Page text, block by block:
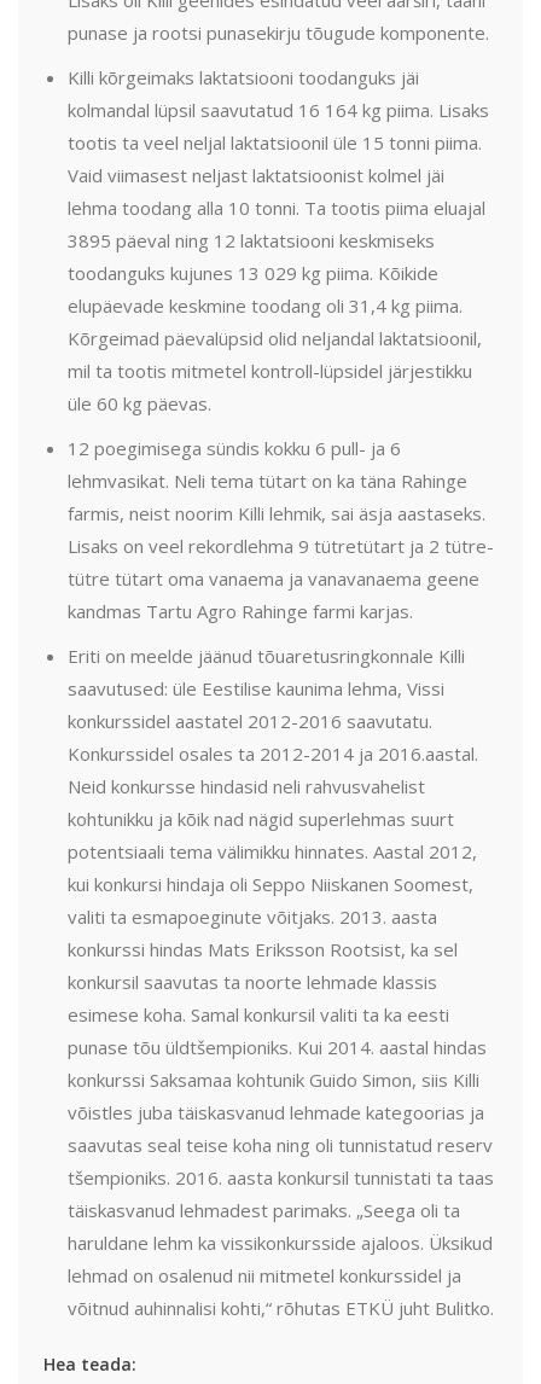
punase ja rootsi punasekirju tõugude komponente.
Killi kõrgeimaks laktatsiooni toodanguks jäi
kolmandal lüpsil saavutatud 16 164 kg piima. Lisaks
tootis ta veel neljal laktatsioonil üle 15 tonni piima.
Vaid viimasest neljast laktatsioonist kolmel jäi
lehma toodang alla 10 tonni. Ta tootis piima eluajal
3895 päeval ning 12 laktatsiooni keskmiseks
toodanguks kujunes 13 029 kg piima. Kõikide
elupäevade keskmine toodang oli 31,4 kg piima.
Kõrgeimad päevalüpsid olid neljandal laktatsioonil,
mil ta tootis mitmetel kontroll-lüpsidel järjestikku
üle 60 kg päevas.
12 poegimisega sündis kokku 6 pull- ja 6
lehmvasikat. Neli tema tütart on ka täna Rahinge
farmis, neist noorim Killi lehmik, sai äsja aastaseks.
Lisaks on veel rekordlehma 9 tütretütart ja 2 tütre-
tütre tütart oma vanaema ja vanavanaema geene
kandmas Tartu Agro Rahinge farmi karjas.
Eriti on meelde jäänud tõuaretusringkonnale Killi
saavutused: üle Eestilise kaunima lehma, Vissi
konkurssidel aastatel 2012-2016 saavutatu.
Konkurssidel osales ta 2012-2014 ja 2016.aastal.
Neid konkursse hindasid neli rahvusvahelist
kohtunikku ja kõik nad nägid superlehmas suurt
potentsiaali tema välimikku hinnates. Aastal 2012,
kui konkursi hindaja oli Seppo Niiskanen Soomest,
valiti ta esmapoeginute võitjaks. 2013. aasta
konkurssi hindas Mats Eriksson Rootsist, ka sel
konkursil saavutas ta noorte lehmade klassis
esimese koha. Samal konkursil valiti ta ka eesti
punase tõu üldtšempioniks. Kui 2014. aastal hindas
konkurssi Saksamaa kohtunik Guido Simon, siis Killi
võistles juba täiskasvanud lehmade kategoorias ja
saavutas seal teise koha ning oli tunnistatud reserv
tšempioniks. 2016. aasta konkursil tunnistati ta taas
täiskasvanud lehmadest parimaks. „Seega oli ta
haruldane lehm ka vissikonkursside ajaloos. Üksikud
lehmad on osalenud nii mitmetel konkurssidel ja
võitnud auhinnalisi kohti,“ rõhutas ETKÜ juht Bulitko.
Hea teada: